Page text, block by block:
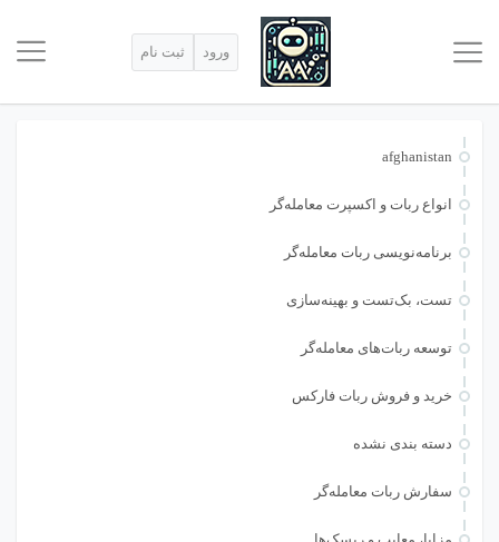
ورود ثبت نام
afghanistan
انواع ربات و اکسپرت معامله‌گر
برنامه‌نویسی ربات معامله‌گر
تست، بک‌تست و بهینه‌سازی
توسعه ربات‌های معامله‌گر
خرید و فروش ربات فارکس
دسته بندی نشده
سفارش ربات معامله‌گر